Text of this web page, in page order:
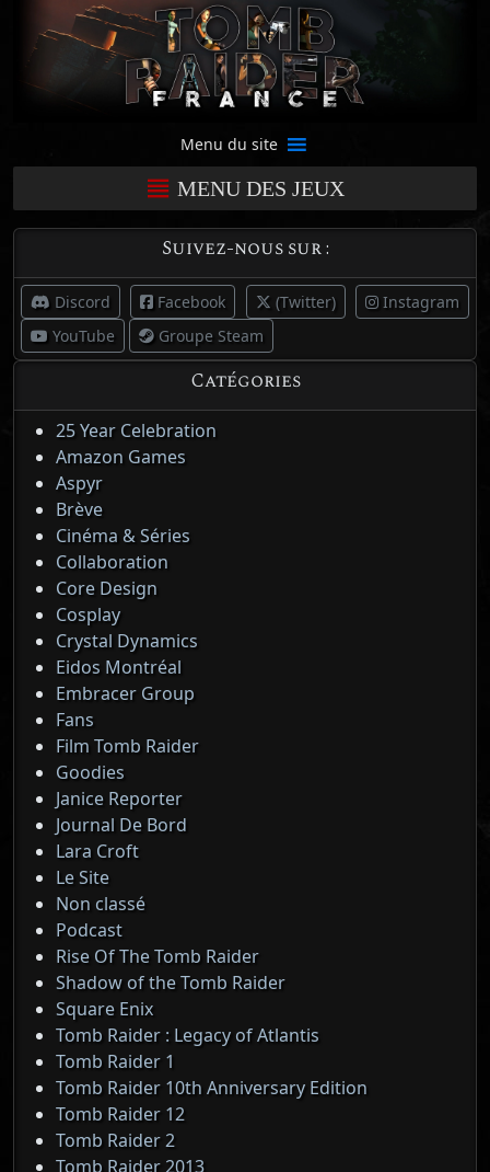
Menu du site
MENU DES JEUX
Suivez-nous sur :
Discord Facebook (Twitter)
Instagram
YouTube
Groupe Steam
Catégories
25 Year Celebration
Amazon Games
Aspyr
Brève
Cinéma & Séries
Collaboration
Core Design
Cosplay
Crystal Dynamics
Eidos Montréal
Embracer Group
Fans
Film Tomb Raider
Goodies
Janice Reporter
Journal De Bord
Lara Croft
Le Site
Non classé
Podcast
Rise Of The Tomb Raider
Shadow of the Tomb Raider
Square Enix
Tomb Raider : Legacy of Atlantis
Tomb Raider 1
Tomb Raider 10th Anniversary Edition
Tomb Raider 12
Tomb Raider 2
Tomb Raider 2013